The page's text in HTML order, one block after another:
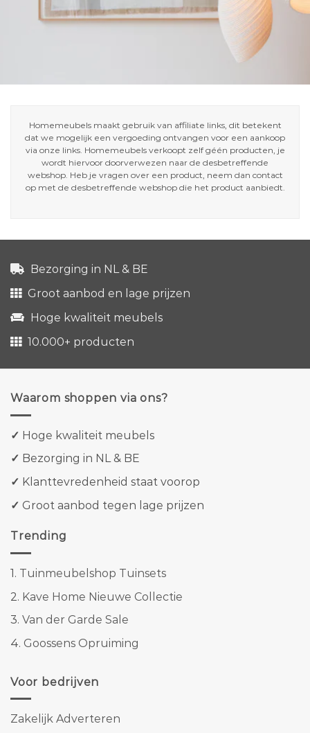
Homemeubels maakt gebruik van affiliate links, dit betekent
dat we mogelijk een vergoeding ontvangen voor een aankoop
via onze links. Homemeubels verkoopt zelf géén producten, je
wordt hiervoor doorverwezen naar de desbetreffende
webshop. Heb je vragen over een product, neem dan contact
op met de desbetreffende webshop die het product aanbiedt.
Bezorging in NL & BE
Groot aanbod en lage prijzen
Hoge kwaliteit meubels
10.000+ producten
Waarom shoppen via ons?
✓ Hoge kwaliteit meubels
✓ Bezorging in NL & BE
✓ Klanttevredenheid staat voorop
✓ Groot aanbod tegen lage prijzen
Trending
1. Tuinmeubelshop Tuinsets
2. Kave Home Nieuwe Collectie
3. Van der Garde Sale
4. Goossens Opruiming
Voor bedrijven
Zakelijk Adverteren